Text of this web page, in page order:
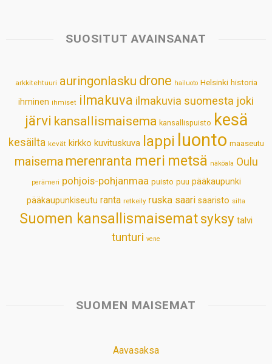
s
p
b
k
e
n
e
s
t
l
SUOSITUT AVAINSANAT
arkkitehtuuri auringonlasku drone hailuoto Helsinki historia
ihminen ihmiset ilmakuva ilmakuvia suomesta joki
järvi kansallismaisema kansallispuisto kesä
kesäilta kevät kirkko kuvituskuva lappi luonto maaseutu
maisema merenranta meri metsä näköala Oulu
perämeri pohjois-pohjanmaa puisto puu pääkaupunki
pääkaupunkiseutu ranta retkeily ruska saari saaristo silta
Suomen kansallismaisematsyksy talvi
tunturi vene
SUOMEN MAISEMAT
Aavasaksa